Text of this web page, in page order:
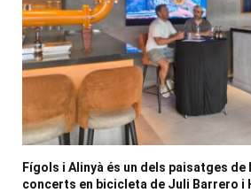
Fígols i Alinyà és un dels paisatges de
concerts en bicicleta de Juli Barrero i